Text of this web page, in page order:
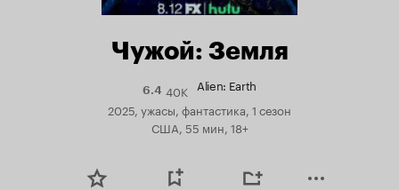
Чужой: Земля
6.4Рейтинг
Кинопоиска
40K Alien: Earth
2025, ужасы, фантастика, 1 сезон
США, 55 мин, 18+